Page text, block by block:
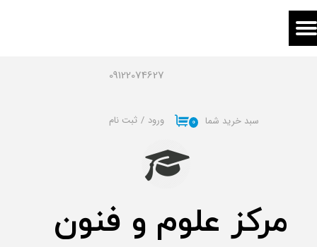
09122074627
مرکز علوم و فنون
۰ سبد خرید شما ورود / ثبت نام
حساب کاربری من
خروج از حساب کاربری